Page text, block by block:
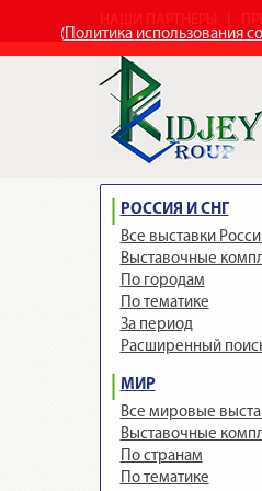
(Политика использования
РОССИЯ И СНГ
Все выставки
Выставочные
По городам
По тематике
За период
Расширенный
МИР
Все мировые
Выставочные
По странам
По тематике